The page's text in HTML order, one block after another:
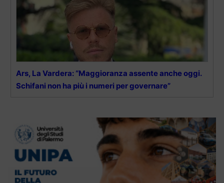
Ars, La Vardera: “Maggioranza assente anche oggi.
Schifani non ha più i numeri per governare”